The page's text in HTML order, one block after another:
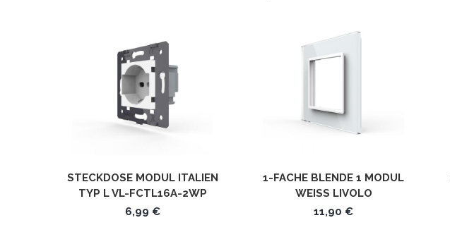
STECKDOSE MODUL ITALIEN
TYP L VL-FCTL16A-2WP
WEISS LIVOLO
6,99 €
1-FACHE BLENDE 1 MODUL
WEISS LIVOLO
11,90 €